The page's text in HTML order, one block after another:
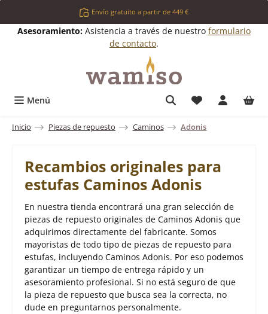
Saltar al contenido principalEnvío gratuito a partir de 449 €
Asesoramiento: Asistencia a través de nuestro formulario
de contacto.
Menú Tienes 0
Inicio Piezas de repuesto Caminos Adonis
Recambios originales para
estufas Caminos Adonis
En nuestra tienda encontrará una gran selección de
piezas de repuesto originales de Caminos Adonis que
adquirimos directamente del fabricante. Somos
mayoristas de todo tipo de piezas de repuesto para
estufas, incluyendo Caminos Adonis. Por eso podemos
garantizar un tiempo de entrega rápido y un
asesoramiento profesional. Si no está seguro de que
la pieza de repuesto que busca sea la correcta, no
dude en preguntarnos personalmente.